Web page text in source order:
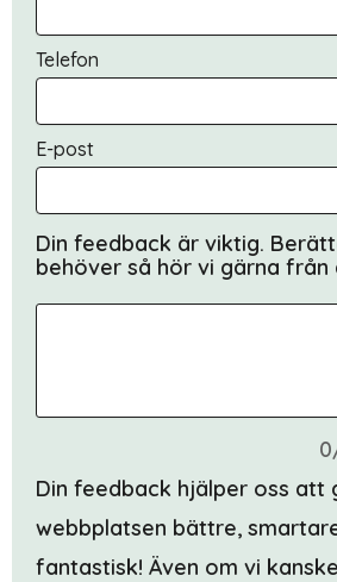
Telefon
E-post
Din feedback är viktig.
behöver så hör vi gärna från
Din feedback hjälper oss att
webbplatsen bättre,
fantastisk! Även om vi